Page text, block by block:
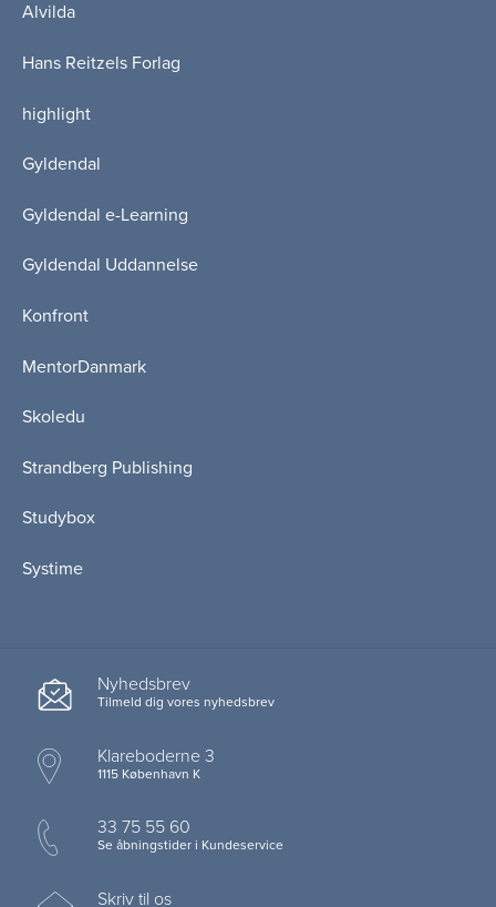
Alvilda
Hans Reitzels Forlag
highlight
Gyldendal
Gyldendal e-Learning
Gyldendal Uddannelse
Konfront
MentorDanmark
Skoledu
Strandberg Publishing
Studybox
Systime
Nyhedsbrev
Tilmeld dig vores nyhedsbrev
Klareboderne 3
1115 København K
33 75 55 60
Se åbningstider i Kundeservice
Skriv til os